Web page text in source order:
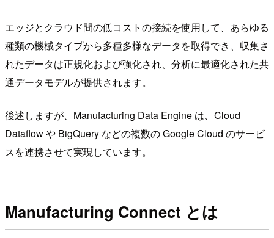
エッジとクラウド間の低コストの接続を使用して、あらゆる
種類の機械タイプから多種多様なデータを取得でき、収集さ
れたデータは正規化および強化され、分析に最適化された共
通データモデルが提供されます。
後述しますが、Manufacturing Data Engine は、Cloud
Dataflow や BigQuery などの複数の Google Cloud のサービ
スを連携させて実現しています。
Manufacturing Connect とは